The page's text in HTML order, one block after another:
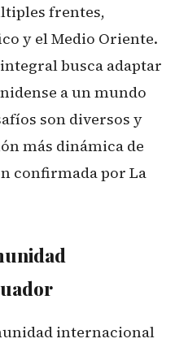
frentes,
y el Medio Oriente.
busca adaptar
a un mundo
son diversos y
más dinámica de
confirmada por La
internacional